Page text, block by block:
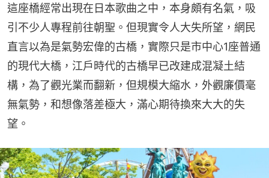
這座橋經常出現在日本歌曲之中，本身頗有名氣，吸
引不少人專程前往朝聖。但現實令人大失所望，網民
直言以為是氣勢宏偉的古橋，實際只是市中心1座普通
的現代大橋，江戶時代的古橋早已改建成混凝土結
構，為了觀光業而翻新，但規模大縮水，外觀廉價毫
無氣勢，和想像落差極大，滿心期待換來大大的失
望。